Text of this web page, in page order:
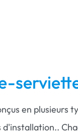
en plusieurs